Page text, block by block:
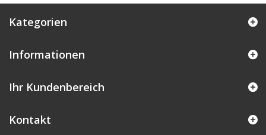
Kategorien
Informationen
Ihr Kundenbereich
Kontakt